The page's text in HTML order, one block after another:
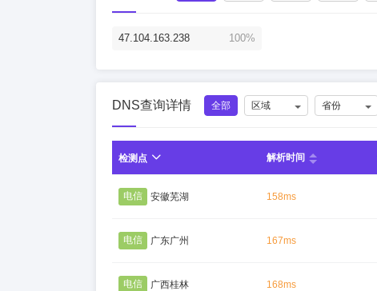
47.104.163.238 100%
DNS查询详情 全部 区域 省份
检测点 解析时间
电信 安徽芜湖 158ms
电信 广东广州 167ms
电信 广西桂林 168ms